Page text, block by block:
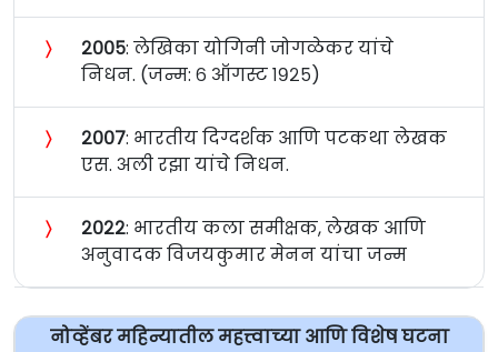
〉 २००५: लेखिका योगिनी जोगळेकर यांचे
निधन. (जन्म: ६ ऑगस्ट १९२५)
〉 २००७: भारतीय दिग्दर्शक आणि पटकथा लेखक
एस. अली रझा यांचे निधन.
〉 २०२२: भारतीय कला समीक्षक, लेखक आणि
अनुवादक विजयकुमार मेनन यांचा जन्म
नोव्हेंबर महिन्यातील महत्त्वाच्या आणि विशेष घटना